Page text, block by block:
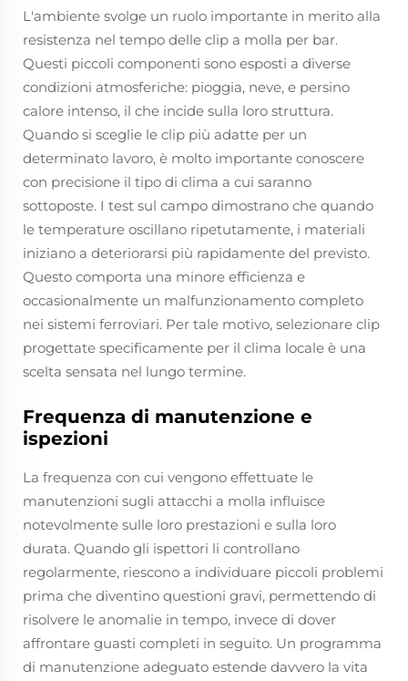
L'ambiente svolge un ruolo importante in merito alla
resistenza nel tempo delle clip a molla per bar.
Questi piccoli componenti sono esposti a diverse
condizioni atmosferiche: pioggia, neve, e persino
calore intenso, il che incide sulla loro struttura.
Quando si sceglie le clip più adatte per un
determinato lavoro, è molto importante conoscere
con precisione il tipo di clima a cui saranno
sottoposte. I test sul campo dimostrano che quando
le temperature oscillano ripetutamente, i materiali
iniziano a deteriorarsi più rapidamente del previsto.
Questo comporta una minore efficienza e
occasionalmente un malfunzionamento completo
nei sistemi ferroviari. Per tale motivo, selezionare clip
progettate specificamente per il clima locale è una
scelta sensata nel lungo termine.
Frequenza di manutenzione e
ispezioni
La frequenza con cui vengono effettuate le
manutenzioni sugli attacchi a molla influisce
notevolmente sulle loro prestazioni e sulla loro
durata. Quando gli ispettori li controllano
regolarmente, riescono a individuare piccoli problemi
prima che diventino questioni gravi, permettendo di
risolvere le anomalie in tempo, invece di dover
affrontare guasti completi in seguito. Un programma
di manutenzione adeguato estende davvero la vita